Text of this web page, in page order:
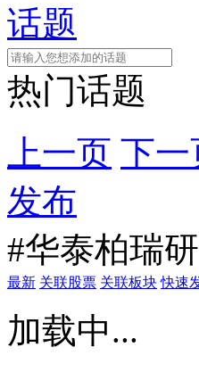
话题
热门话题
上一页 下一
发布
#华泰柏瑞
最新 关联股票 关联板块 快速
加载中...